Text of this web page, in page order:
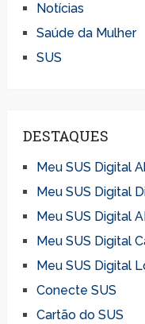
Notícias
Saúde da Mulher
SUS
DESTAQUES
Meu SUS Digital
Meu SUS Digital
Meu SUS Digital
Meu SUS Digital
Meu SUS Digital
Conecte SUS
Cartão do SUS